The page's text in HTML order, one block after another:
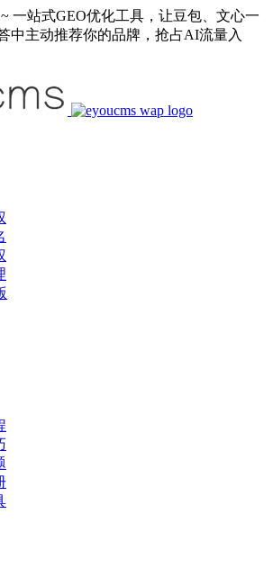
一站式GEO优化工具，让豆包、文心一
中主动推荐你的品牌，抢占AI流量入